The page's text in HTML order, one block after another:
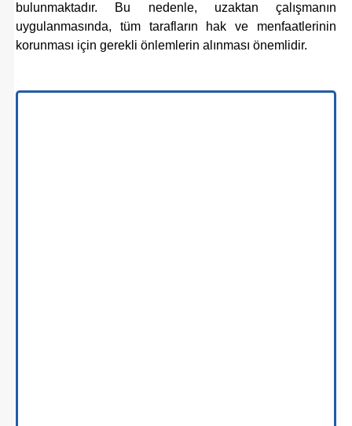
bulunmaktadır. Bu nedenle, uzaktan çalışmanın
uygulanmasında, tüm tarafların hak ve menfaatlerinin
korunması için gerekli önlemlerin alınması önemlidir.